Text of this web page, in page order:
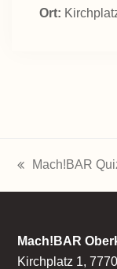
Ort:
Beitrag:
Mach!BAR
Mach!BAR
Kirchplatz 1,